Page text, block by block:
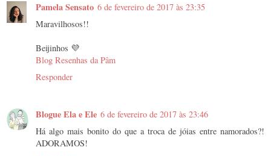
Pamela Sensato 6 de fevereiro de 2017 às 23:35
Maravilhosos!!
Beijinhos 💜
Blog Resenhas da Pâm
Responder
Blogue Ela e Ele 6 de fevereiro de 2017 às 23:46
Há algo mais bonito do que a troca de jóias entre namorados?!
ADORAMOS!